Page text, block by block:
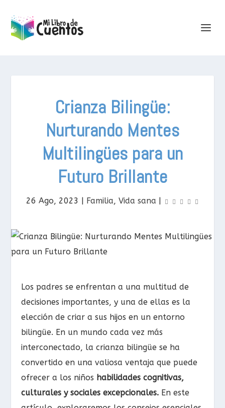
Crianza Bilingüe:
Nurturando Mentes
Multilingües para un
Futuro Brillante
26 Ago, 2023 | Familia, Vida sana |
Los padres se enfrentan a una multitud de
decisiones importantes, y una de ellas es la
elección de criar a sus hijos en un entorno
bilingüe. En un mundo cada vez más
interconectado, la crianza bilingüe se ha
convertido en una valiosa ventaja que puede
ofrecer a los niños habilidades cognitivas,
culturales y sociales excepcionales. En este